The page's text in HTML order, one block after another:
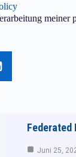
meiner
Juni 25,